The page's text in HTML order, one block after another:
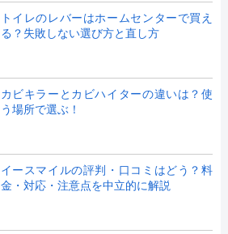
トイレのレバーはホームセンターで買え
る？失敗しない選び方と直し方
カビキラーとカビハイターの違いは？使
う場所で選ぶ！
イースマイルの評判・口コミはどう？料
金・対応・注意点を中立的に解説